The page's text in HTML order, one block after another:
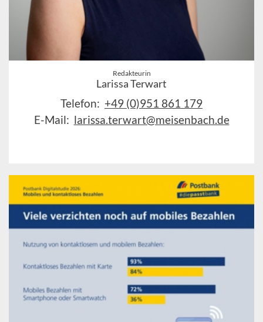
Redakteurin
Larissa Terwart
Telefon: +49 (0)951 861 179
E-Mail: larissa.terwart@meisenbach.de